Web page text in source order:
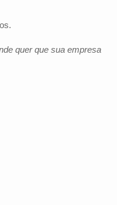
quer que sua empresa